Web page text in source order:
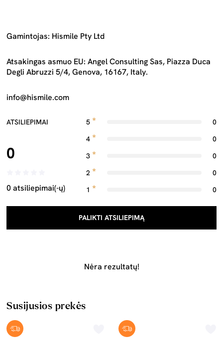
Gamintojas: Hismile Pty Ltd
Atsakingas asmuo EU: Angel Consulting Sas, Piazza Duca
Degli Abruzzi 5/4, Genova, 16167, Italy.
info@hismile.com
ATSILIEPIMAI
0
0 atsiliepimai(-ų)
5
0
4
0
3
0
2
0
1
0
PALIKTI ATSILIEPIMĄ
Nėra rezultatų!
Susijusios prekės